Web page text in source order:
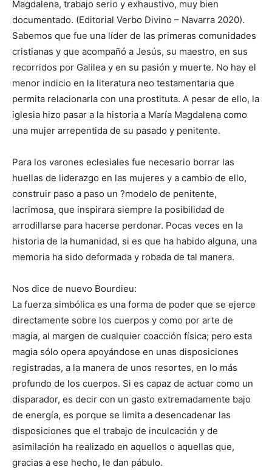
Magdalena, trabajo serio y exhaustivo, muy bien
documentado. (Editorial Verbo Divino – Navarra 2020).
Sabemos que fue una líder de las primeras comunidades
cristianas y que acompañó a Jesús, su maestro, en sus
recorridos por Galilea y en su pasión y muerte. No hay el
menor indicio en la literatura neo testamentaria que
permita relacionarla con una prostituta. A pesar de ello, la
iglesia hizo pasar a la historia a María Magdalena como
una mujer arrepentida de su pasado y penitente.
Para los varones eclesiales fue necesario borrar las
huellas de liderazgo en las mujeres y a cambio de ello,
construir paso a paso un ?modelo de penitente,
lacrimosa¸ que inspirara siempre la posibilidad de
arrodillarse para hacerse perdonar. Pocas veces en la
historia de la humanidad, si es que ha habido alguna, una
memoria ha sido deformada y robada de tal manera.
Nos dice de nuevo Bourdieu:
La fuerza simbólica es una forma de poder que se ejerce
directamente sobre los cuerpos y como por arte de
magia, al margen de cualquier coacción física; pero esta
magia sólo opera apoyándose en unas disposiciones
registradas, a la manera de unos resortes, en lo más
profundo de los cuerpos. Si es capaz de actuar como un
disparador, es decir con un gasto extremadamente bajo
de energía, es porque se limita a desencadenar las
disposiciones que el trabajo de inculcación y de
asimilación ha realizado en aquellos o aquellas que,
gracias a ese hecho, le dan pábulo.